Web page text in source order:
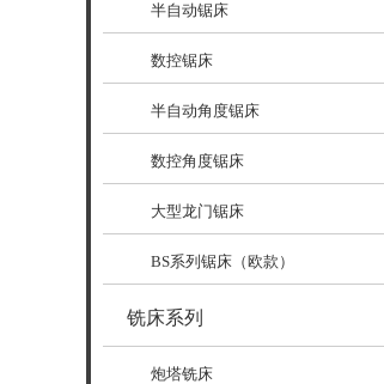
半自动锯床
数控锯床
半自动角度锯床
数控角度锯床
大型龙门锯床
BS系列锯床（欧款）
铣床系列
炮塔铣床